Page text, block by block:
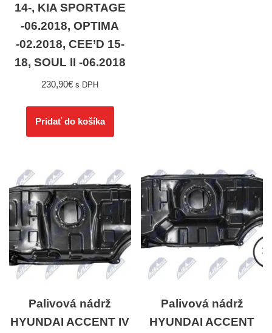
14-, KIA SPORTAGE
-06.2018, OPTIMA
-02.2018, CEE’D 15-
18, SOUL II -06.2018
230,90€ s DPH
Pridať do košíka
Palivová nádrž
HYUNDAI ACCENT IV
Palivová nádrž
HYUNDAI ACCENT